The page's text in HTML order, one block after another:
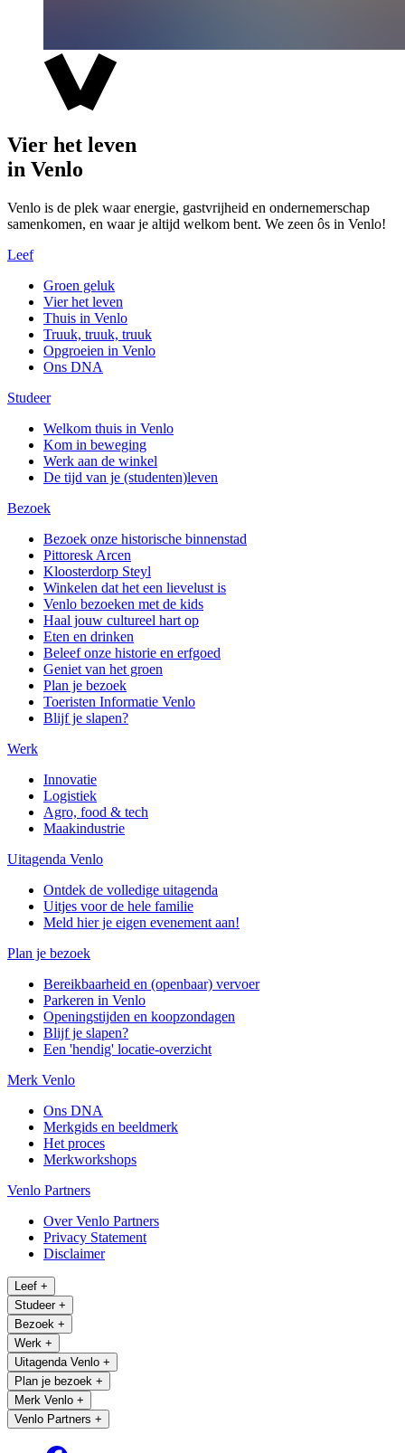
Vier het leven
in Venlo
Venlo is de plek waar energie, gastvrijheid en ondernemerschap
samenkomen, en waar je altijd welkom bent. We zeen ôs in Venlo!
Leef
Groen geluk
Vier het leven
Thuis in Venlo
Truuk, truuk, truuk
Opgroeien in Venlo
Ons DNA
Studeer
Welkom thuis in Venlo
Kom in beweging
Werk aan de winkel
De tijd van je (studenten)leven
Bezoek
Bezoek onze historische binnenstad
Pittoresk Arcen
Kloosterdorp Steyl
Winkelen dat het een lievelust is
Venlo bezoeken met de kids
Haal jouw cultureel hart op
Eten en drinken
Beleef onze historie en erfgoed
Geniet van het groen
Plan je bezoek
Toeristen Informatie Venlo
Blijf je slapen?
Werk
Innovatie
Logistiek
Agro, food & tech
Maakindustrie
Uitagenda Venlo
Ontdek de volledige uitagenda
Uitjes voor de hele familie
Meld hier je eigen evenement aan!
Plan je bezoek
Bereikbaarheid en (openbaar) vervoer
Parkeren in Venlo
Openingstijden en koopzondagen
Blijf je slapen?
Een 'hendig' locatie-overzicht
Merk Venlo
Ons DNA
Merkgids en beeldmerk
Het proces
Merkworkshops
Venlo Partners
Over Venlo Partners
Privacy Statement
Disclaimer
Leef +
Studeer +
Bezoek +
Werk +
Uitagenda Venlo +
Plan je bezoek +
Merk Venlo +
Venlo Partners +